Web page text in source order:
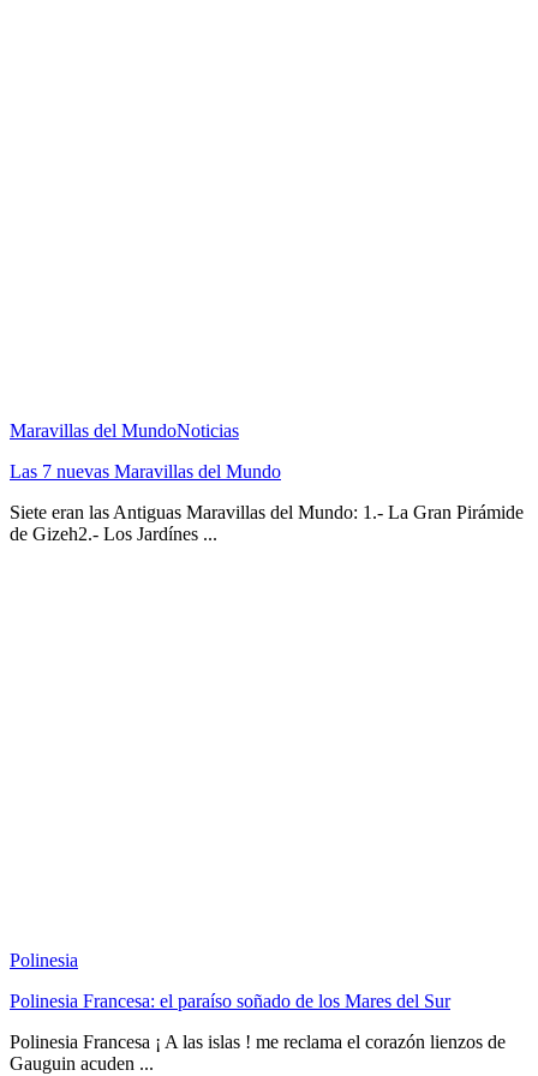
Maravillas del MundoNoticias
Las 7 nuevas Maravillas del Mundo
Siete eran las Antiguas Maravillas del Mundo: 1.- La Gran Pirámide
de Gizeh2.- Los Jardínes ...
Polinesia
Polinesia Francesa: el paraíso soñado de los Mares del Sur
Polinesia Francesa ¡ A las islas ! me reclama el corazón lienzos de
Gauguin acuden ...